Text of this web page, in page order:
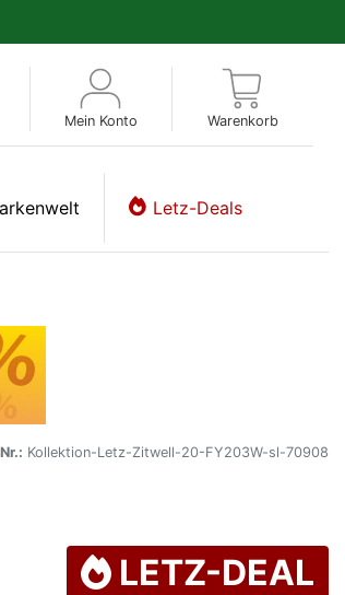
Mein Konto Warenkorb
Letz-Deals
Kollektion-Letz-Zitwell-20-FY203W-sl-70908
LETZ-DEAL